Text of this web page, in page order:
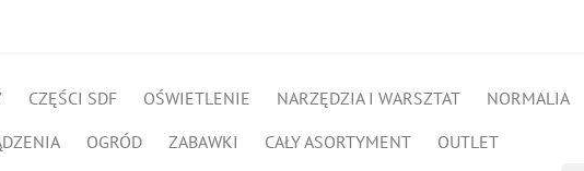
CZĘŚCI SDF OŚWIETLENIE NARZĘDZIA I WARSZTAT NORMALIA
OGRÓD ZABAWKI CAŁY ASORTYMENT OUTLET